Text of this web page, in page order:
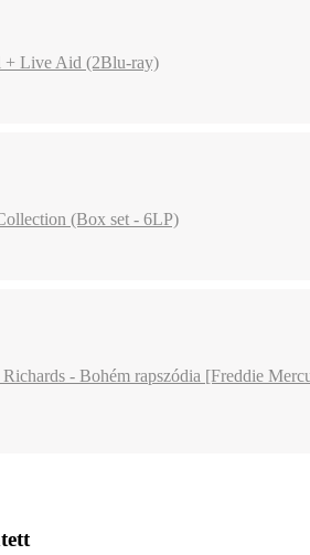
+ Live Aid (2Blu-ray)
(Box set - 6LP)
- Bohém rapszódia [Freddie